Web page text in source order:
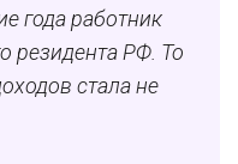
года работник
резидента РФ. То
стала не